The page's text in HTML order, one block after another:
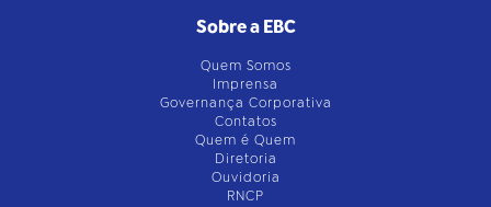
Sobre a EBC
Quem Somos
Imprensa
Governança Corporativa
Contatos
Quem é Quem
Diretoria
Ouvidoria
RNCP